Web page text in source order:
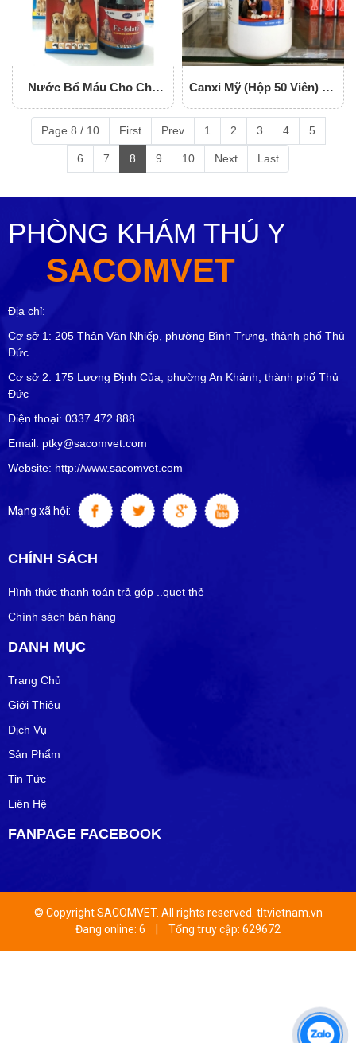
Nước Bổ Máu Cho Chó
Canxi Mỹ (Hộp 50 Viên) Bổ
Chất Thiết Yếu Cho Chó
Page 8 / 10 First Prev 1 2 3 4 5
6 7 8 9 10 Next Last
PHÒNG KHÁM THÚ Y
SACOMVET
Địa chỉ:
Cơ sở 1: 205 Thân Văn Nhiếp, phường Bình Trưng, thành phố Thủ
Đức
Cơ sở 2: 175 Lương Định Của, phường An Khánh, thành phố Thủ
Đức
Điện thoại: 0337 472 888
Email: ptky@sacomvet.com
Website: http://www.sacomvet.com
Mạng xã hội:
CHÍNH SÁCH
Hình thức thanh toán trả góp ..quẹt thẻ
Chính sách bán hàng
DANH MỤC
Trang Chủ
Giới Thiệu
Dịch Vụ
Sản Phẩm
Tin Tức
Liên Hệ
FANPAGE FACEBOOK
© Copyright SACOMVET. All rights reserved. tltvietnam.vn
Đang online: 6
Tổng truy cập: 629672